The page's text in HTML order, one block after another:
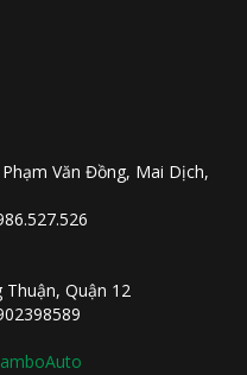
Văn Đồng, Mai Dịch,
Thuận, Quận 12